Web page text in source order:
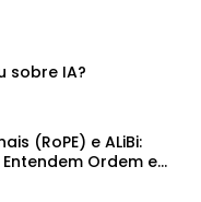
sobre IA?
(RoPE) e ALiBi:
Ordem e